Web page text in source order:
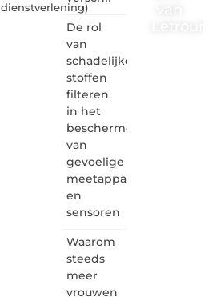
dienstverlening)
De rol
van
schadelijke
stoffen
filteren
in het
beschermen
van
gevoelige
meetapparatuur
en
sensoren
Waarom
steeds
meer
vrouwen